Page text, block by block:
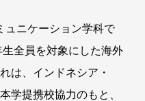
ュニケーション学科で
全員を対象にした海外
は、インドネシア・
学提携校協力のもと、